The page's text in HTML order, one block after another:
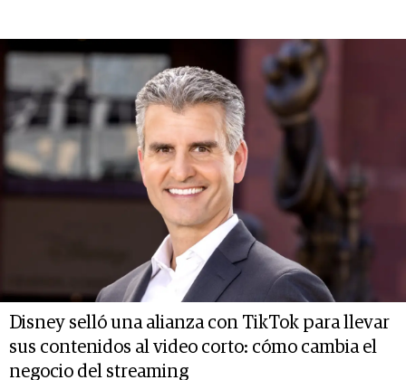
Disney selló una alianza con TikTok para llevar
sus contenidos al video corto: cómo cambia el
negocio del streaming